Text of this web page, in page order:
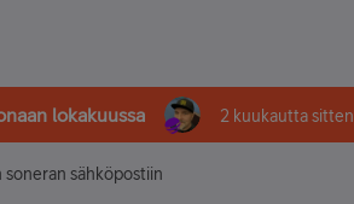
lokakuussa 2 kuukautta sitten
soneran sähköpostiin